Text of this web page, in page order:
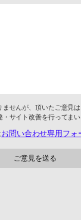
せんが、頂いたご意見
サイト改善を行ってまい
お問い合わせ専用フォ